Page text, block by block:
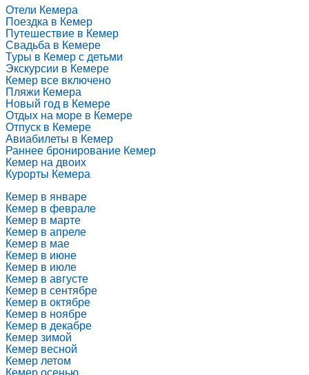
Отели Кемера
Поездка в Кемер
Путешествие в Кемер
Свадьба в Кемере
Туры в Кемер с детьми
Экскурсии в Кемере
Кемер все включено
Пляжи Кемера
Новый год в Кемере
Отдых на море в Кемере
Отпуск в Кемере
Авиабилеты в Кемер
Раннее бронирование Кемер
Кемер на двоих
Курорты Кемера
Кемер в январе
Кемер в феврале
Кемер в марте
Кемер в апреле
Кемер в мае
Кемер в июне
Кемер в июле
Кемер в августе
Кемер в сентябре
Кемер в октябре
Кемер в ноябре
Кемер в декабре
Кемер зимой
Кемер весной
Кемер летом
Кемер осенью